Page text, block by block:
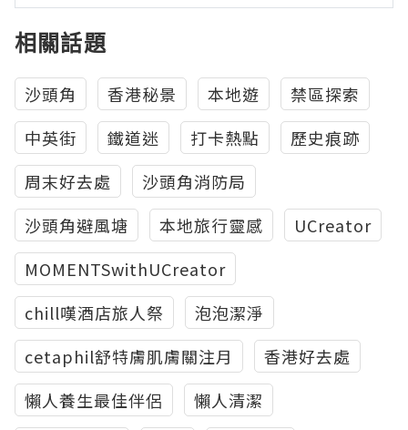
相關話題
沙頭角 香港秘景 本地遊
禁區探索
中英街
鐵道迷 打卡熱點
歷史痕跡
周末好去處
沙頭角消防局
沙頭角避風塘
本地旅行靈感
UCreator
MOMENTSwithUCreator
chill嘆酒店旅人祭
泡泡潔淨
cetaphil舒特膚肌膚關注月
香港好去處
懶人養生最佳伴侶
懶人清潔